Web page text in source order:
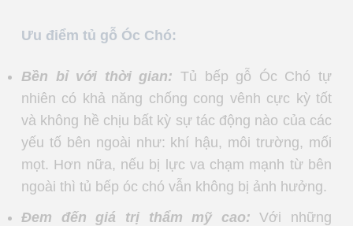
Ưu điểm tủ gỗ Óc Chó:
Bền bỉ với thời gian: Tủ bếp gỗ Óc Chó tự
nhiên có khả năng chống cong vênh cực kỳ tốt
và không hề chịu bất kỳ sự tác động nào của các
yếu tố bên ngoài như: khí hậu, môi trường, mối
mọt. Hơn nữa, nếu bị lực va chạm mạnh từ bên
ngoài thì tủ bếp óc chó vẫn không bị ảnh hưởng.
Đem đến giá trị thẩm mỹ cao:
Với những